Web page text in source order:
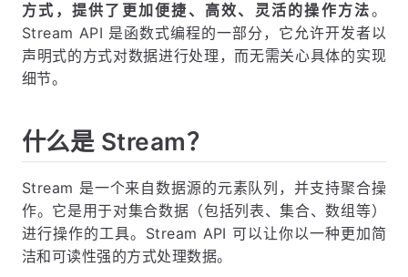
方式，提供了更加便捷、高效、灵活的操作方法。
Stream API 是函数式编程的一部分，它允许开发者以
声明式的方式对数据进行处理，而无需关心具体的实现
细节。
什么是 Stream？
Stream 是一个来自数据源的元素队列，并支持聚合操
作。它是用于对集合数据（包括列表、集合、数组等）
进行操作的工具。Stream API 可以让你以一种更加简
洁和可读性强的方式处理数据。